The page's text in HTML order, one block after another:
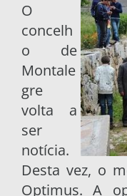
O
concelh
o de
Montale
gre
volta a
ser
notícia.
Desta vez, o
Optimus. A